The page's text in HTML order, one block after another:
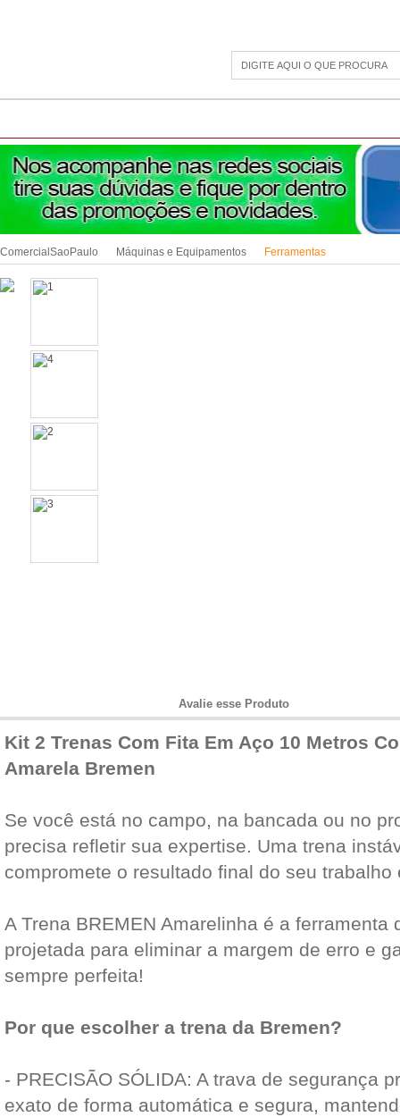
ComercialSaoPaulo Máquinas e Equipamentos Ferramentas
Avalie esse Produto
Kit 2 Trenas Com Fita Em Aço 10 Metros
Amarela Bremen
Se você está no campo, na bancada ou no
precisa refletir sua expertise. Uma trena
compromete o resultado final do seu
A Trena BREMEN Amarelinha é a ferramenta
projetada para eliminar a margem de erro e
sempre perfeita!
Por que escolher a trena da Bremen?
- PRECISÃO SÓLIDA: A trava de segurança
exato de forma automática e segura,